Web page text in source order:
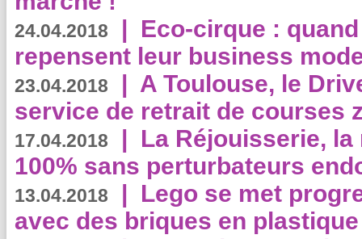
24.04.2018 | Eco-cirque :
repensent leur business
23.04.2018 | A Toulouse, le
service de retrait de courses
17.04.2018 | La Réjouisserie,
100% sans perturbateurs
13.04.2018 | Lego se met
avec des briques en